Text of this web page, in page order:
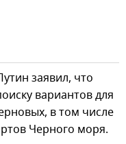
заявил, что
вариантов для
в том числе
Черного моря.